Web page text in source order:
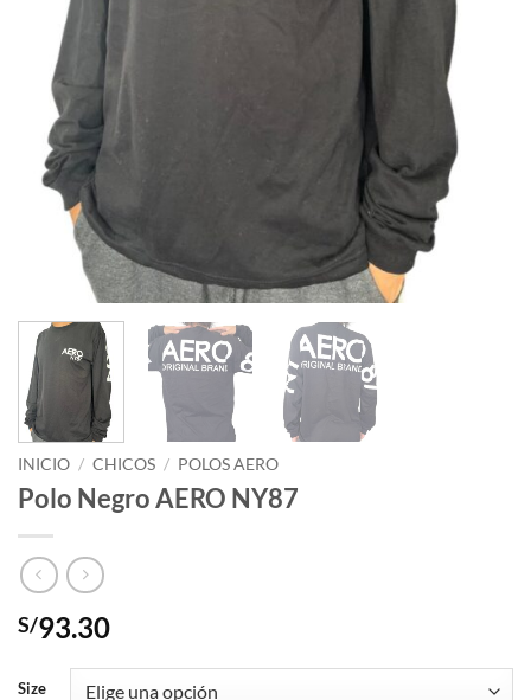
INICIO / CHICOS / POLOS AERO
Polo Negro AERO NY87
S/93.30
Size